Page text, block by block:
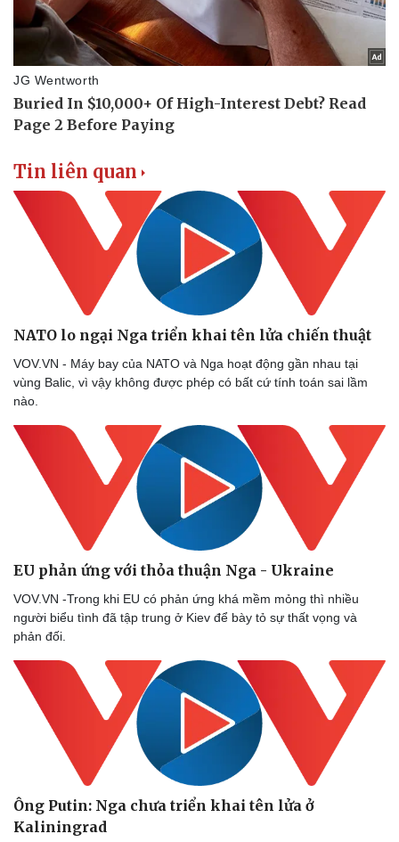
Sức khỏe
Dinh dưỡng - món ngon
Cây thuốc
Sản phụ khoa
Nhi khoa
Nam khoa
Làm đẹp - giảm cân
Phòng mạch online
Đời sống
Nhà đẹp
Blog
Tình yêu - Gia đình
Tin liên quan
NATO lo ngại Nga triển khai tên lửa chiến thuật
VOV.VN - Máy bay của NATO và Nga hoạt động gần nhau tại
vùng Balic, vì vậy không được phép có bất cứ tính toán sai lầm
nào.
EU phản ứng với thỏa thuận Nga - Ukraine
VOV.VN -Trong khi EU có phản ứng khá mềm mỏng thì nhiều
người biểu tình đã tập trung ở Kiev để bày tỏ sự thất vọng và
phản đối.
Ông Putin: Nga chưa triển khai tên lửa ở
Kaliningrad